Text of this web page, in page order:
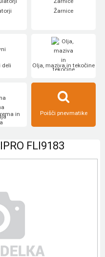
Žarnice
deli Olja, maziva in tekočine
in
Poišči pnevmatike
FLI9183